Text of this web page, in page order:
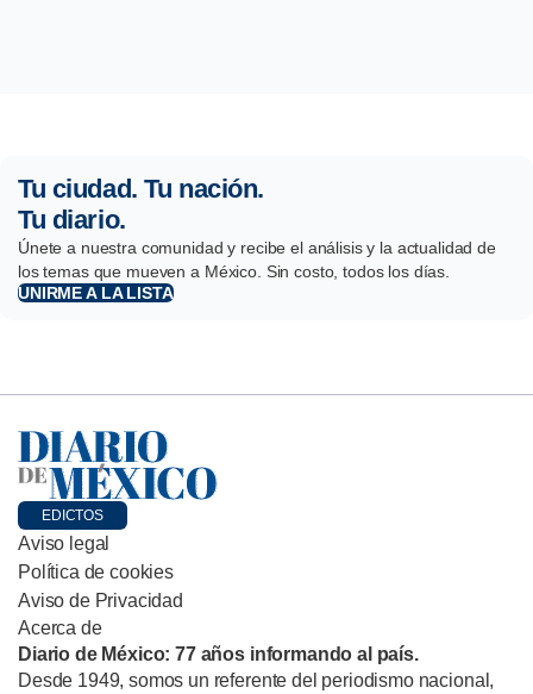
Tu ciudad. Tu nación.
Tu diario.
Únete a nuestra comunidad y recibe el análisis y la actualidad de
los temas que mueven a México. Sin costo, todos los días.
UNIRME A LA LISTA
EDICTOS
Aviso legal
Política de cookies
Aviso de Privacidad
Acerca de
Diario de México: 77 años informando al país.
Desde 1949, somos un referente del periodismo nacional,